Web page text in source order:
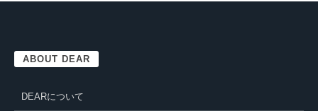
ABOUT DEAR
DEARについて